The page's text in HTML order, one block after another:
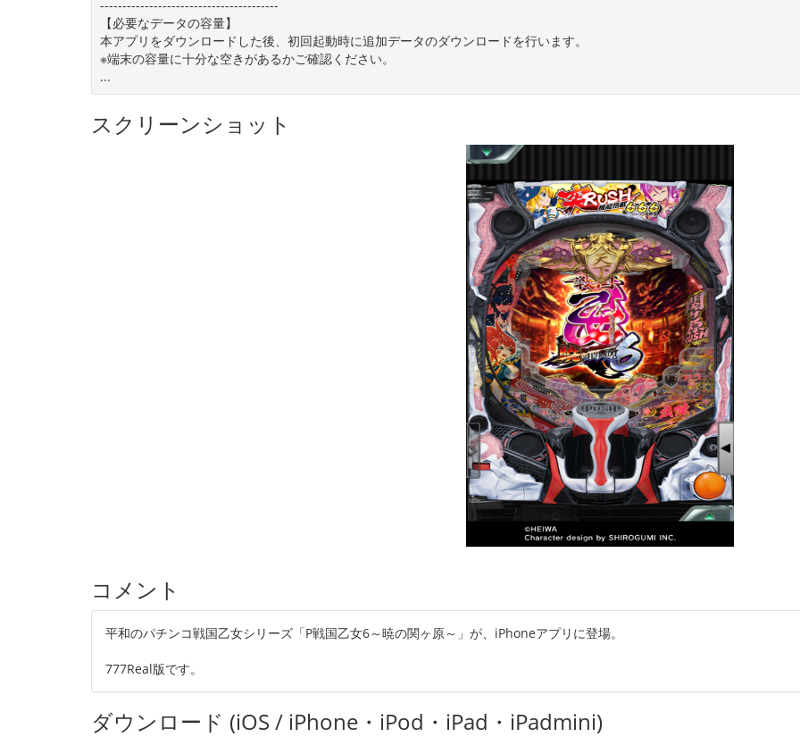
----------------------------------------
【必要なデータの容量】
本アプリをダウンロードした後、初回起動時に追加データのダウンロードを行います。
※端末の容量に十分な空きがあるかご確認ください。
...
スクリーンショット
コメント
平和のパチンコ戦国乙女シリーズ「P戦国乙女6～暁の関ヶ原～」が、iPhoneアプリに登場。
777Real版です。
ダウンロード (iOS / iPhone・iPod・iPad・iPadmini)